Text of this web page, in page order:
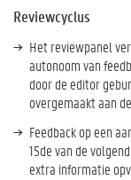
Reviewcyclus
Het reviewpanel
autonoom van
door de editor
overgemaakt aan
Feedback op een
15de van de
extra informatie